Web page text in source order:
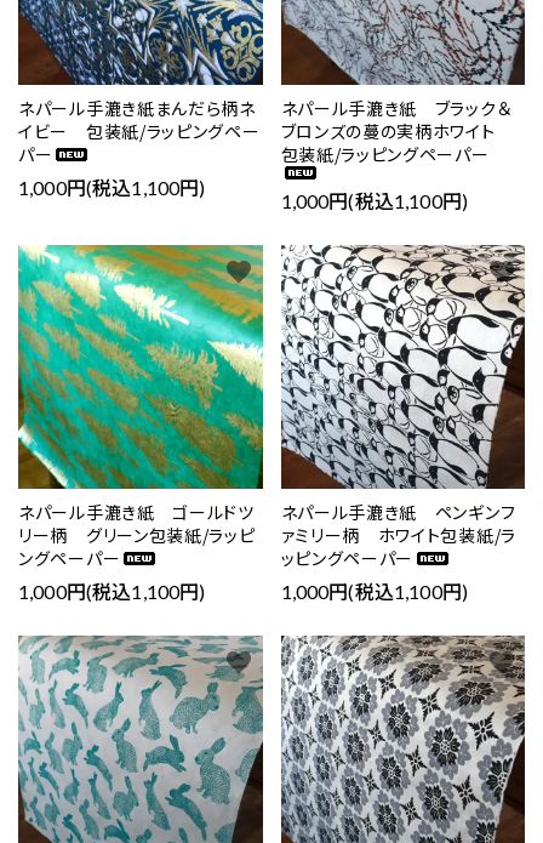
ネパール手漉き紙まんだら柄ネ
イビー 包装紙/ラッピングペー
パー
1,000円(税込1,100円)
ネパール手漉き紙 ブラック＆
ブロンズの蔓の実柄ホワイト
包装紙/ラッピングペーパー
1,000円(税込1,100円)
ネパール手漉き紙 ゴールドツ
リー柄 グリーン包装紙/ラッピ
ングペーパー
1,000円(税込1,100円)
favorite
ネパール手漉き紙 ペンギンフ
ァミリー柄 ホワイト包装紙/ラ
ッピングペーパー
1,000円(税込1,100円)
favorite
favorite favorite
キーワード
カテゴリー
検索する
close